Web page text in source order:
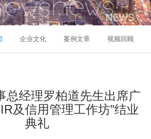
企业文化 案例文章 视频回顾
总经理罗柏道先生出席广
及信用管理工作坊”结业
典礼